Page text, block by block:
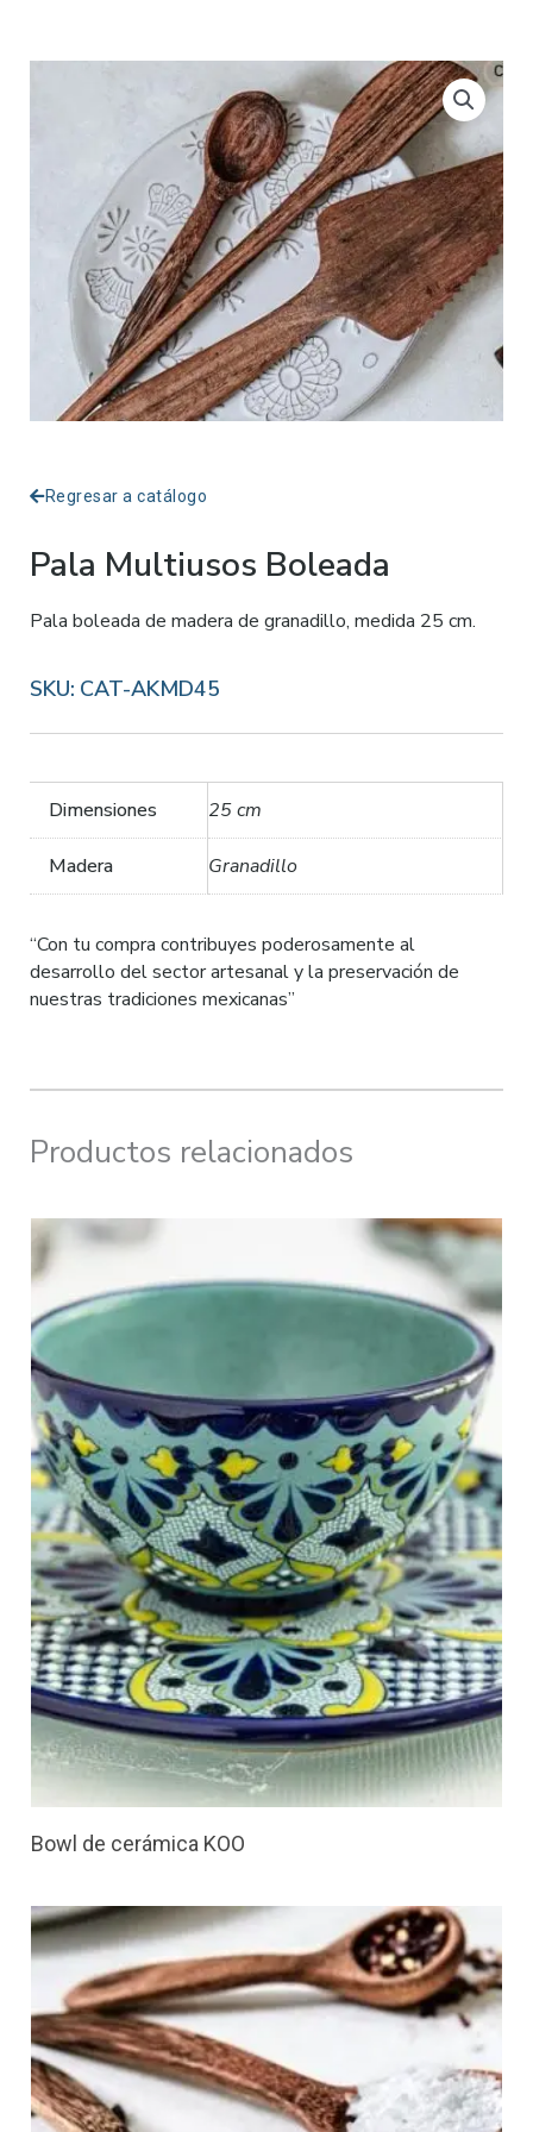
Regresar a catálogo
Pala Multiusos Boleada
Pala boleada de madera de granadillo, medida 25 cm.
SKU: CAT-AKMD45
Dimensiones 25 cm
Madera Granadillo
“Con tu compra contribuyes poderosamente al
desarrollo del sector artesanal y la preservación de
nuestras tradiciones mexicanas”
Productos relacionados
Bowl de cerámica KOO